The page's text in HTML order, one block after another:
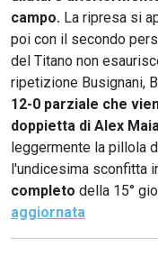
campo. La ripresa si
poi con il secondo
del Titano non
ripetizione Busignani,
12-0 parziale che
doppietta di Alex
leggermente la pillola
l'undicesima sconfitta
completo della 15°
aggiornata